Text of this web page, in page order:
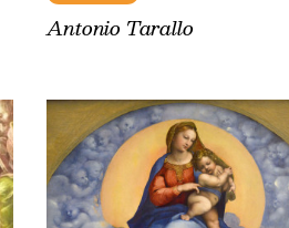
Antonio Tarallo